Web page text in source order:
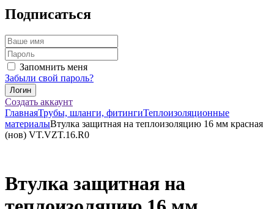
Подписаться
Запомнить меня
Забыли свой пароль?
Создать аккаунт
ГлавнаяТрубы, шланги, фитингиТеплоизоляционные
материалыВтулка защитная на теплоизоляцию 16 мм красная
(нов) VT.VZT.16.R0
Втулка защитная на